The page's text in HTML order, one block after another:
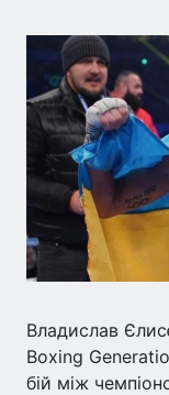
Владислав
Boxing
бій між